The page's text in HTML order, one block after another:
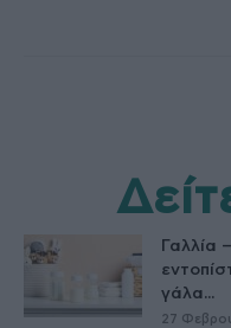
Γαλλία
γάλα...
27